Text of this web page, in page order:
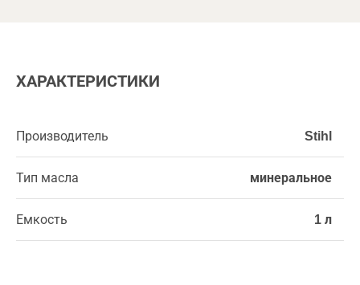
ХАРАКТЕРИСТИКИ
Производитель Stihl
Тип масла минеральное
Емкость 1 л